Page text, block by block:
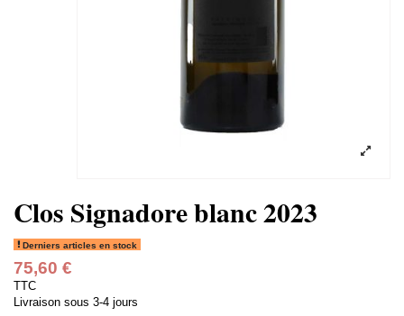
Clos Signadore blanc 2023
Derniers articles en stock
75,60 €
TTC
Livraison sous 3-4 jours